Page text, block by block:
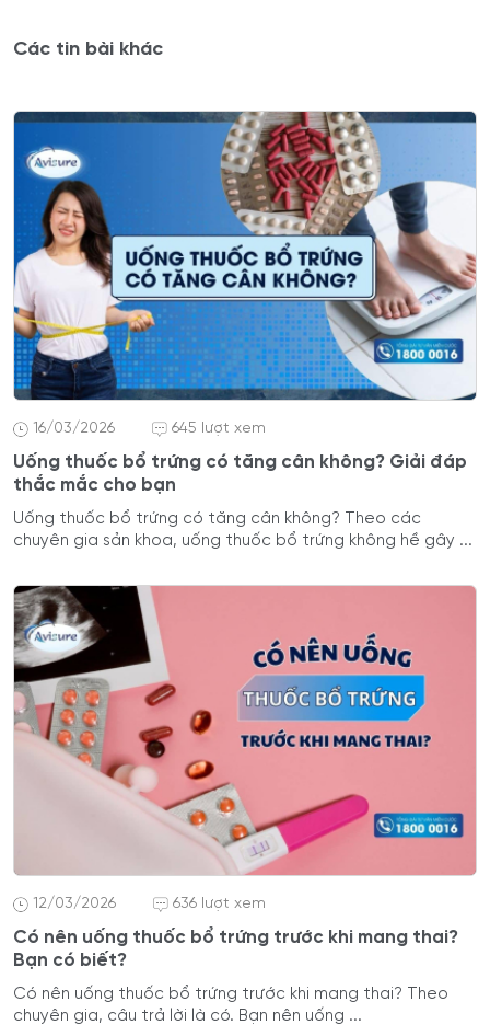
Các tin bài khác
16/03/2026 645 lượt xem
Uống thuốc bổ trứng có tăng cân không? Giải đáp
thắc mắc cho bạn
Uống thuốc bổ trứng có tăng cân không? Theo các
chuyên gia sản khoa, uống thuốc bổ trứng không hề gây ...
12/03/2026 636 lượt xem
Có nên uống thuốc bổ trứng trước khi mang thai?
Bạn có biết?
Có nên uống thuốc bổ trứng trước khi mang thai? Theo
chuyên gia, câu trả lời là có. Bạn nên uống ...